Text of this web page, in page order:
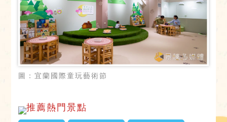
圖：宜蘭國際童玩藝術節
推薦熱門景點